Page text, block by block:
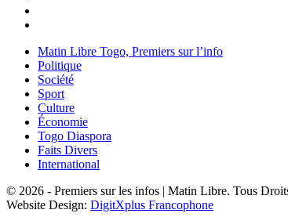
Matin Libre Togo, Premiers sur l’info
Politique
Société
Sport
Culture
Économie
Togo Diaspora
Faits Divers
International
© 2026 - Premiers sur les infos | Matin Libre. Tous
Website Design: DigitXplus Francophone